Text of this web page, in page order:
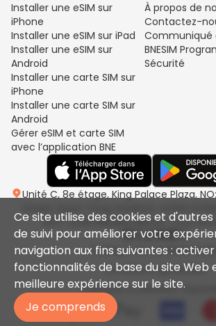
Installer une eSIM sur
iPhone
Installer une eSIM sur iPad
Installer une eSIM sur
Android
Installer une carte SIM sur
iPhone
Installer une carte SIM sur
Android
Gérer eSIM et carte SIM
avec l’application BNE
À propos de
Contactez-
Communiqué
BNESIM
Sécurité
Unité C, 8e étage, King Palace Plaza,
Street, Kwun Tong, Kowloon, HONG KONG
2017-2026 BNESIM LIMITED. Tous
Politique de
Conditions générales
Politique d'utilisation
Ce site utilise des cookies et
de suivi pour améliorer votre
navigation aux fins suivantes :
fonctionnalités de base du site Web
meilleure expérience sur le site.
Je comprends